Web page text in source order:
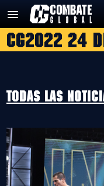
contenido
CG2022 24
Todas las